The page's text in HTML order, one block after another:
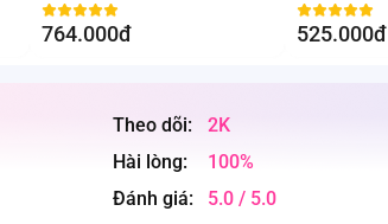
764.000đ 525.000đ
Theo dõi:
2K
Hài lòng:
100%
Đánh giá:
5.0 / 5.0